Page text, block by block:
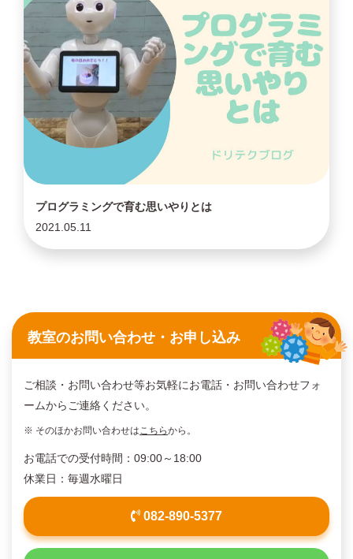
プログラミングで育む思いやりとは
2021.05.11
教室のお問い合わせ・お申し込み
ご相談・お問い合わせ等お気軽にお電話・お問い合わせフォ
ームからご連絡ください。
※ そのほかお問い合わせは こちらから。
お電話での受付時間：09:00～18:00
休業日：毎週水曜日
082-890-5377